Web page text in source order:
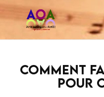
Comment
pour